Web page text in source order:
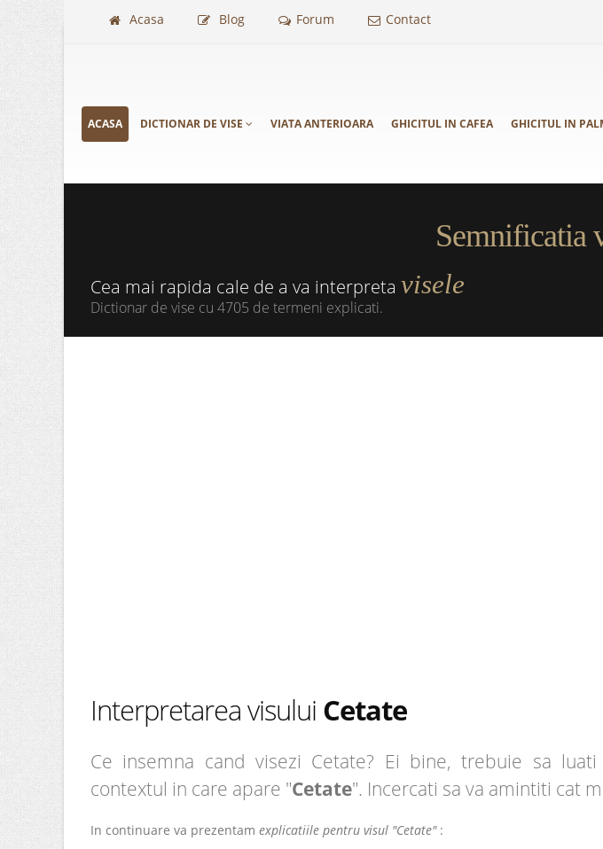
Acasa Blog Forum Contact
ACASA DICTIONAR DE VISE VIATA ANTERIOARA GHICITUL IN CAFEA GHICITUL IN
Semnificatia
Cea mai rapida cale de a va interpreta visele
Dictionar de vise cu 4705 de termeni explicati.
Interpretarea visului Cetate
Ce insemna cand visezi Cetate? Ei bine, trebuie sa
contextul in care apare "Cetate". Incercati sa va amintiti cat
In continuare va prezentam explicatiile pentru visul "Cetate":